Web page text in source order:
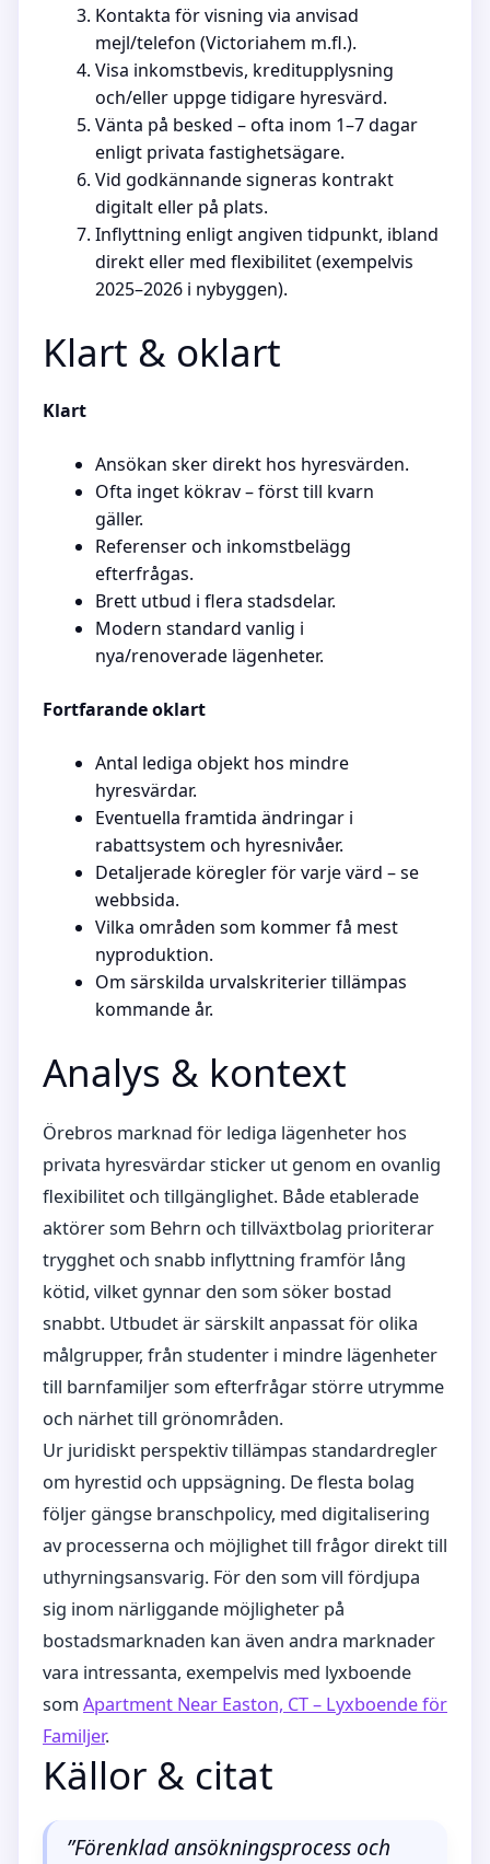
Kontakta för visning via anvisad
mejl/telefon (Victoriahem m.fl.).
Visa inkomstbevis, kreditupplysning
och/eller uppge tidigare hyresvärd.
Vänta på besked – ofta inom 1–7 dagar
enligt privata fastighetsägare.
Vid godkännande signeras kontrakt
digitalt eller på plats.
Inflyttning enligt angiven tidpunkt, ibland
direkt eller med flexibilitet (exempelvis
2025–2026 i nybyggen).
Klart & oklart
Klart
Ansökan sker direkt hos hyresvärden.
Ofta inget kökrav – först till kvarn
gäller.
Referenser och inkomstbelägg
efterfrågas.
Brett utbud i flera stadsdelar.
Modern standard vanlig i
nya/renoverade lägenheter.
Fortfarande oklart
Antal lediga objekt hos mindre
hyresvärdar.
Eventuella framtida ändringar i
rabattsystem och hyresnivåer.
Detaljerade köregler för varje värd – se
webbsida.
Vilka områden som kommer få mest
nyproduktion.
Om särskilda urvalskriterier tillämpas
kommande år.
Analys & kontext
Örebros marknad för lediga lägenheter hos
privata hyresvärdar sticker ut genom en ovanlig
flexibilitet och tillgänglighet. Både etablerade
aktörer som Behrn och tillväxtbolag prioriterar
trygghet och snabb inflyttning framför lång
kötid, vilket gynnar den som söker bostad
snabbt. Utbudet är särskilt anpassat för olika
målgrupper, från studenter i mindre lägenheter
till barnfamiljer som efterfrågar större utrymme
och närhet till grönområden.
Ur juridiskt perspektiv tillämpas standardregler
om hyrestid och uppsägning. De flesta bolag
följer gängse branschpolicy, med digitalisering
av processerna och möjlighet till frågor direkt till
uthyrningsansvarig. För den som vill fördjupa
sig inom närliggande möjligheter på
bostadsmarknaden kan även andra marknader
vara intressanta, exempelvis med lyxboende
som Apartment Near Easton, CT – Lyxboende för
Familjer.
Källor & citat
”Förenklad ansökningsprocess och